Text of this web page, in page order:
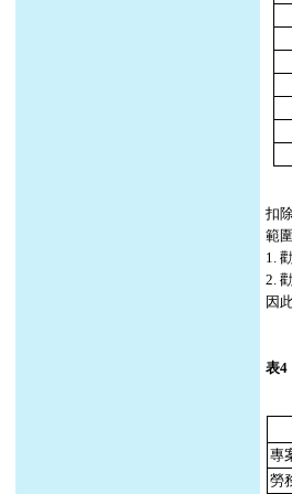
扣
範
1.
2.
因
表4
專
勞